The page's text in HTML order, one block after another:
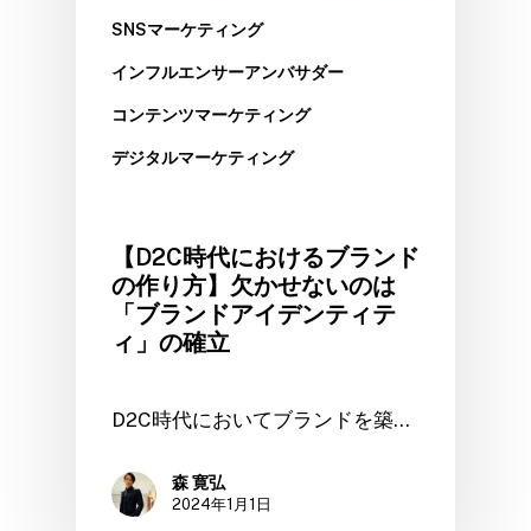
SNSマーケティング
インフルエンサーアンバサダー
コンテンツマーケティング
デジタルマーケティング
【D2C時代におけるブランド
の作り方】欠かせないのは
「ブランドアイデンティテ
ィ」の確立
D2C時代においてブランドを築…
森 寛弘
2024年1月1日